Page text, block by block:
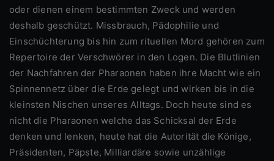
oder dienen einem bestimmten Zweck und werden
deshalb geschützt. Missbrauch, Pädophilie und
Einschüchterung bis hin zum rituellen Mord gehören zum
Repertoire der Verschwörer in den Logen. Die Blutlinien
der Nachfahren der Pharaonen haben ihre Macht wie ein
Spinnennetz über die Erde gelegt und wirken bis in die
kleinsten Nischen unseres Alltags. Doch heute sind es
nicht die Pharaonen welche das Schicksal der Erde
denken und lenken, heute hat die Autorität die Könige,
Präsidenten, Päpste, Milliardäre sowie unzählige